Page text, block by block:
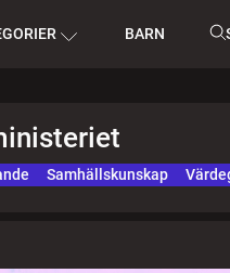
BARN
Samhällskunskap